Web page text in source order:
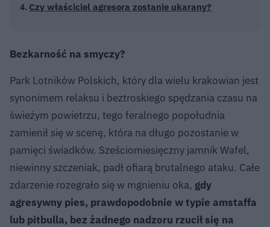
Czy właściciel agresora zostanie ukarany?
Bezkarność na smyczy?
Park Lotników Polskich, który dla wielu krakowian jest
synonimem relaksu i beztroskiego spędzania czasu na
świeżym powietrzu, tego feralnego popołudnia
zamienił się w scenę, która na długo pozostanie w
pamięci świadków. Sześciomiesięczny jamnik Wafel,
niewinny szczeniak, padł ofiarą brutalnego ataku. Całe
zdarzenie rozegrało się w mgnieniu oka, gdy
agresywny pies, prawdopodobnie w typie amstaffa
lub pitbulla, bez żadnego nadzoru rzucił się na